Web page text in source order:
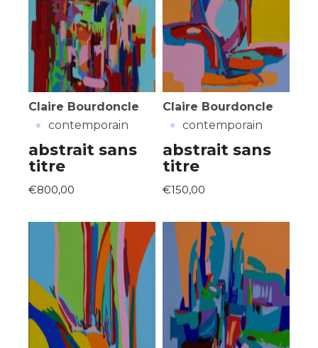
Claire Bourdoncle
· contemporain
abstrait sans
titre
€800,00
Claire Bourdoncle
· contemporain
abstrait sans
titre
€150,00